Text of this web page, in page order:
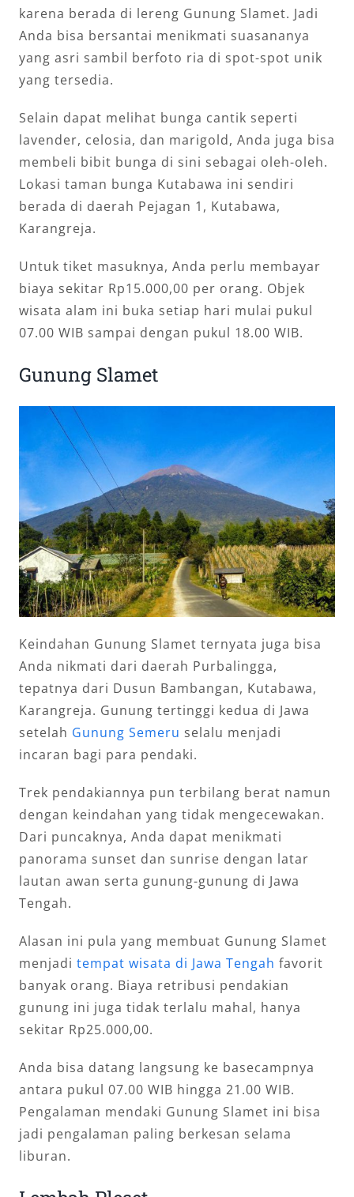
karena berada di lereng Gunung Slamet. Jadi
Anda bisa bersantai menikmati suasananya
yang asri sambil berfoto ria di spot-spot unik
yang tersedia.
Selain dapat melihat bunga cantik seperti
lavender, celosia, dan marigold, Anda juga bisa
membeli bibit bunga di sini sebagai oleh-oleh.
Lokasi taman bunga Kutabawa ini sendiri
berada di daerah Pejagan 1, Kutabawa,
Karangreja.
Untuk tiket masuknya, Anda perlu membayar
biaya sekitar Rp15.000,00 per orang. Objek
wisata alam ini buka setiap hari mulai pukul
07.00 WIB sampai dengan pukul 18.00 WIB.
Gunung Slamet
Keindahan Gunung Slamet ternyata juga bisa
Anda nikmati dari daerah Purbalingga,
tepatnya dari Dusun Bambangan, Kutabawa,
Karangreja. Gunung tertinggi kedua di Jawa
setelah Gunung Semeru selalu menjadi
incaran bagi para pendaki.
Trek pendakiannya pun terbilang berat namun
dengan keindahan yang tidak mengecewakan.
Dari puncaknya, Anda dapat menikmati
panorama sunset dan sunrise dengan latar
lautan awan serta gunung-gunung di Jawa
Tengah.
Alasan ini pula yang membuat Gunung Slamet
menjadi tempat wisata di Jawa Tengah favorit
banyak orang. Biaya retribusi pendakian
gunung ini juga tidak terlalu mahal, hanya
sekitar Rp25.000,00.
Anda bisa datang langsung ke basecampnya
antara pukul 07.00 WIB hingga 21.00 WIB.
Pengalaman mendaki Gunung Slamet ini bisa
jadi pengalaman paling berkesan selama
liburan.